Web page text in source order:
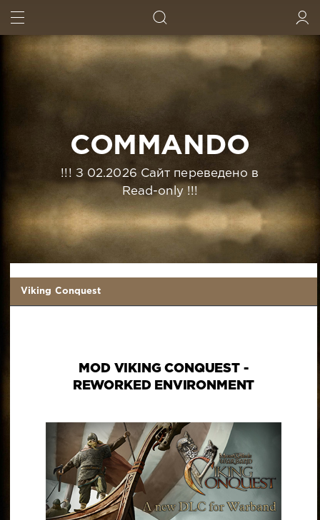
COMMANDO
!!! З 02.2026 Сайт переведено в
Read-only !!!
Viking Conquest
MOD VIKING CONQUEST -
REWORKED ENVIRONMENT